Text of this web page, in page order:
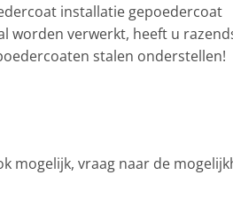
installatie gepoedercoat
verwerkt, heeft u
stalen onderstellen!
mogelijk, vraag naar de